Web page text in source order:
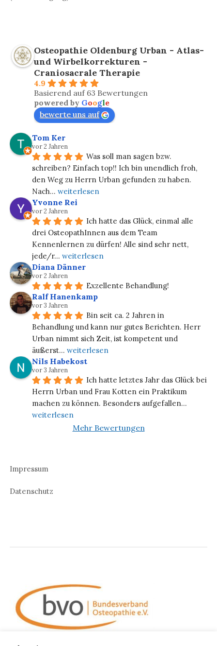
Osteopathie Oldenburg Urban - Atlas-
und Wirbelkorrekturen -
Craniosacrale Therapie
4.9
Basierend auf 63 Bewertungen
powered by Google
bewerte uns auf
Tom Ker
vor 2 Jahren
Was soll man sagen bzw.
schreiben? Einfach top!! Ich bin unendlich froh,
den Weg zu Herrn Urban gefunden zu haben.
Nach... weiterlesen
Yvonne Rei
vor 2 Jahren
Ich hatte das Glück, einmal alle
drei OsteopathInnen aus dem Team
Kennenlernen zu dürfen! Alle sind sehr nett,
jede/r... weiterlesen
Diana Dänner
vor 2 Jahren
Exzellente Behandlung!
Ralf Hanenkamp
vor 3 Jahren
Bin seit ca. 2 Jahren in
Behandlung und kann nur gutes Berichten. Herr
Urban nimmt sich Zeit, ist kompetent und
äußerst... weiterlesen
Nils Habekost
vor 3 Jahren
Ich hatte letztes Jahr das Glück bei
Herrn Urban und Frau Kotten ein Praktikum
machen zu können. Besonders aufgefallen
weiterlesen
Mehr Bewertungen
Impressum
Datenschutz